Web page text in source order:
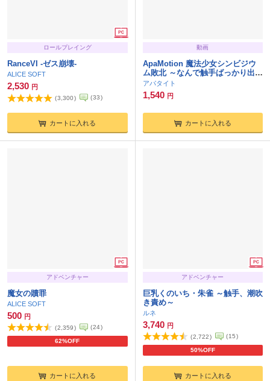
ロールプレイング
RanceVI -ゼス崩壊-
ALICE SOFT
2,530 円
(3,300) (33)
カートに入れる
動画
ApaMotion 魔法少女シンビジウ
ム敗北 ～なんで触手ばっかり出て
くるんですか！？～ The Motion
Anime
アパタイト
1,540 円
カートに入れる
アドベンチャー
魔女の贖罪
ALICE SOFT
500 円
62%OFF
(2,359) (24)
カートに入れる
アドベンチャー
巨乳くのいち・朱雀 ～触手、潮吹
き責め～
ルネ
3,740 円
50%OFF
(2,722) ( 15)
カートに入れる